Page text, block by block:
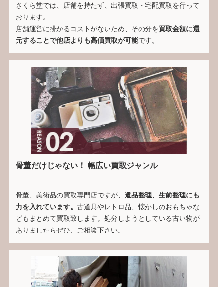
さくら堂では、店舗を持たず、出張買取・宅配買取を行って
おります。
店舗運営に掛かるコストがないため、その分を買取金額に還
元することで他店よりも高価買取が可能です。
骨董だけじゃない！ 幅広い買取ジャンル
骨董、美術品の買取専門店ですが、 遺品整理、生前整理にも
力を入れています。 古道具やレトロ品、懐かしのおもちゃな
どもまとめて買取致します。処分しようとしている古い物が
ありましたらぜひ、ご相談下さい。